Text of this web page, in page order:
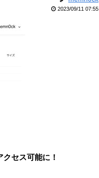
2023/09/11 07:55
セス可能に！